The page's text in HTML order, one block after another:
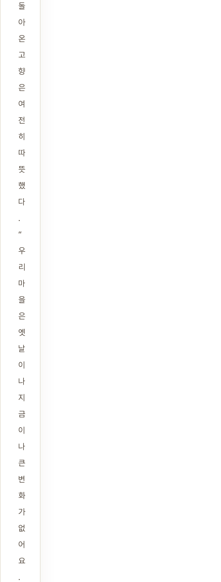
돌
아
온
고
향
은
여
전
히
따
뜻
했
다
.
“
우
리
마
을
은
옛
날
이
나
지
금
이
나
큰
변
화
가
없
어
요
.